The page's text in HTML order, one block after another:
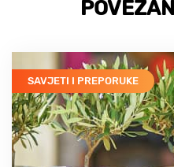
SAVJETI I PREPORUKE